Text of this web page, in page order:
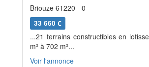
Briouze 61220 - 0
33 660 €
...21 terrains constructibles en
m² à 702 m²...
Voir l'annonce